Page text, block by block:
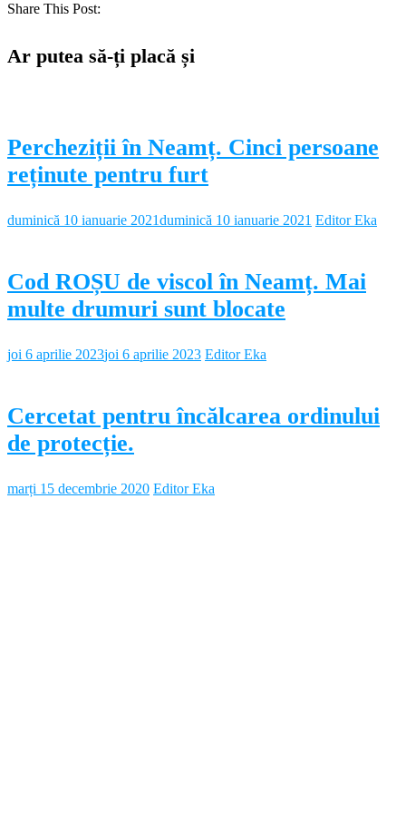
Share This Post:
Ar putea să-ți placă și
Percheziții în Neamț. Cinci persoane
reținute pentru furt
duminică 10 ianuarie 2021duminică 10 ianuarie 2021 Editor Eka
Cod ROȘU de viscol în Neamț. Mai
multe drumuri sunt blocate
joi 6 aprilie 2023joi 6 aprilie 2023 Editor Eka
Cercetat pentru încălcarea ordinului
de protecție.
marți 15 decembrie 2020 Editor Eka